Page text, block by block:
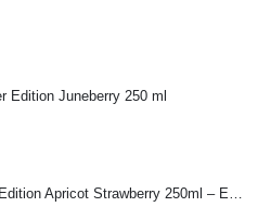
Edition Juneberry 250 ml
Red Bull Amber Edition Apricot Strawberry 250ml – Energy Drink Albicocca e Fragola